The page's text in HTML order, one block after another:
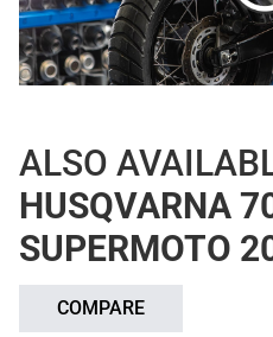
ALSO
HUSQVARNA
SUPERMOTO
COMPARE